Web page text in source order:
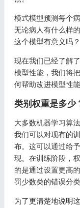
模式模型预测每个
无论病人有什么样
这个模型有意义吗？
现在我们已经了解
模型性能，我们将
何帮助改进模型性能
类别权重是多少
大多数机器学习算
我们可以对现有的
布。这可以通过给
现。在训练阶段，
的是通过设置更高
罚少数类的错误分类
为了更清楚地说明